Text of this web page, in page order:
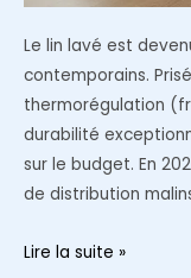
Le lin lavé est
contemporains.
thermorégulation
durabilité
sur le budget. En
de distribution
Où
Lire la suite »